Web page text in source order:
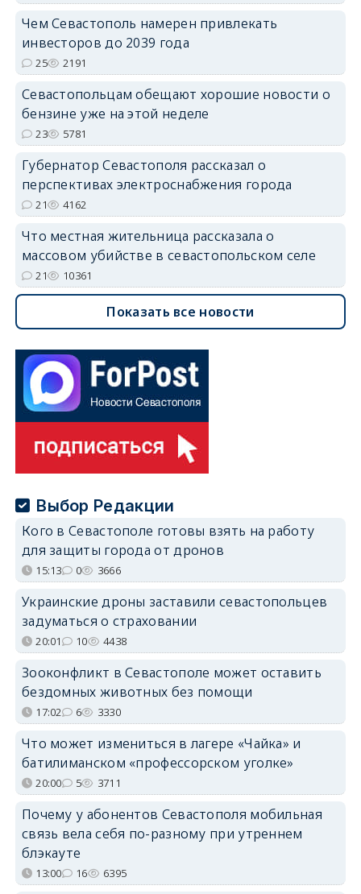
Чем Севастополь намерен привлекать
инвесторов до 2039 года
25 2191
Севастопольцам обещают хорошие новости о
бензине уже на этой неделе
23 5781
Губернатор Севастополя рассказал о
перспективах электроснабжения города
21 4162
Что местная жительница рассказала о
массовом убийстве в севастопольском селе
21 10361
Показать все новости
Выбор Редакции
Кого в Севастополе готовы взять на работу
для защиты города от дронов
15:13 0 3666
Украинские дроны заставили севастопольцев
задуматься о страховании
20:01 10 4438
Зооконфликт в Севастополе может оставить
бездомных животных без помощи
17:02 6 3330
Что может измениться в лагере «Чайка» и
батилиманском «профессорском уголке»
20:00 5 3711
Почему у абонентов Севастополя мобильная
связь вела себя по-разному при утреннем
блэкауте
13:00 16 6395